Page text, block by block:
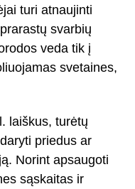
turi atnaujinti
svarbių
veda tik į
svetaines,
laiškus, turėtų
priedus ar
Norint apsaugoti
sąskaitas ir